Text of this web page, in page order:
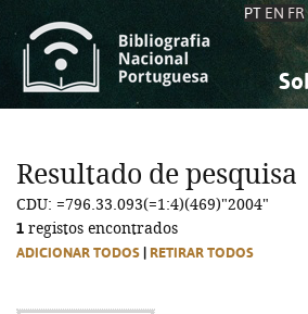
PT EN FR
Resultado de pesquisa
CDU: =796.33.093(=1:4)(469)"2004"
1 registos encontrados
ADICIONAR TODOS RETIRAR TODOS